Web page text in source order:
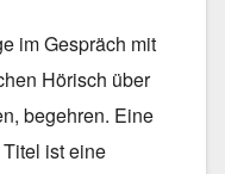
im Gespräch mit
Hörisch über
begehren. Eine
ist eine